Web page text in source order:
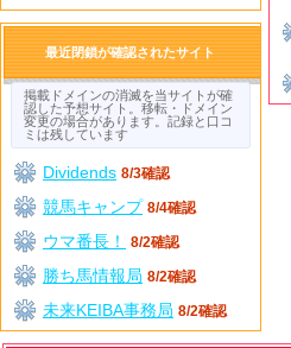
最近閉鎖が確認されたサイト
掲載ドメインの消滅を当サイトが確
認した予想サイト。移転・ドメイン
変更の場合があります。記録と口コ
ミは残しています
Dividends 8/3確認
競馬キャンプ 8/4確認
ウマ番長！ 8/2確認
勝ち馬情報局 8/2確認
未来KEIBA事務局 8/2確認